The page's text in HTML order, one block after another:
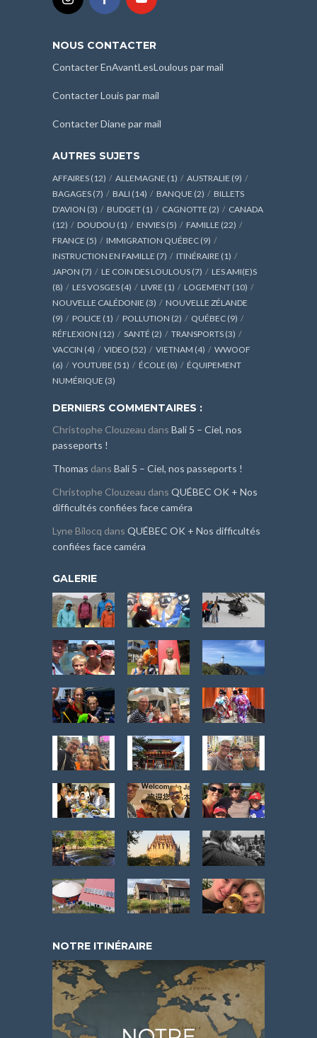
NOUS CONTACTER
Contacter EnAvantLesLoulous par mail
Contacter Louis par mail
Contacter Diane par mail
AUTRES SUJETS
AFFAIRES (12) ALLEMAGNE (1) AUSTRALIE (9)
BAGAGES (7) BALI (14) BANQUE (2)
BILLETS
D'AVION (3) BUDGET (1) CAGNOTTE (2)
CANADA
(12)
DOUDOU (1) ENVIES (5) FAMILLE (22)
FRANCE (5) IMMIGRATION QUÉBEC (9)
INSTRUCTION EN FAMILLE (7) ITINÉRAIRE (1)
JAPON (7) LE COIN DES LOULOUS (7)
LES AMI(E)S
(8)
LES VOSGES (4) LIVRE (1) LOGEMENT (10)
NOUVELLE CALÉDONIE (3)
NOUVELLE ZÉLANDE
(9)
POLICE (1) POLLUTION (2) QUÉBEC (9)
RÉFLEXION (12) SANTÉ (2) TRANSPORTS (3)
VACCIN (4) VIDEO (52) VIETNAM (4)
WWOOF
(6)
YOUTUBE (51) ÉCOLE (8)
ÉQUIPEMENT
NUMÉRIQUE (3)
DERNIERS COMMENTAIRES :
Christophe Clouzeau dans Bali 5 – Ciel, nos
passeports !
Thomas dans Bali 5 – Ciel, nos passeports !
Christophe Clouzeau dans QUÉBEC OK + Nos
difficultés confiées face caméra
Lyne Bilocq dans QUÉBEC OK + Nos difficultés
confiées face caméra
GALERIE
NOTRE ITINÉRAIRE